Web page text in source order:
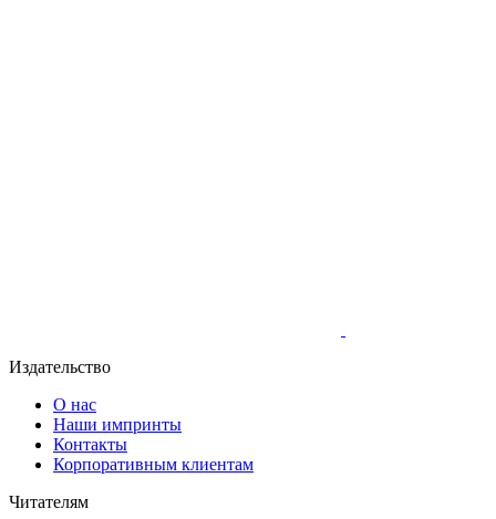
Издательство
О нас
Наши импринты
Контакты
Корпоративным клиентам
Читателям